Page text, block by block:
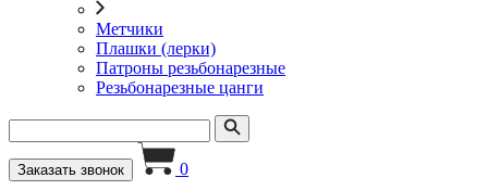
Метчики
Плашки (лерки)
Патроны резьбонарезные
Резьбонарезные цанги
Заказать звонок 0